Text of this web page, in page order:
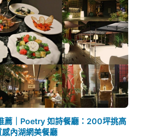
薦｜Poetry 如詩餐廳：200坪挑高
內湖網美餐廳